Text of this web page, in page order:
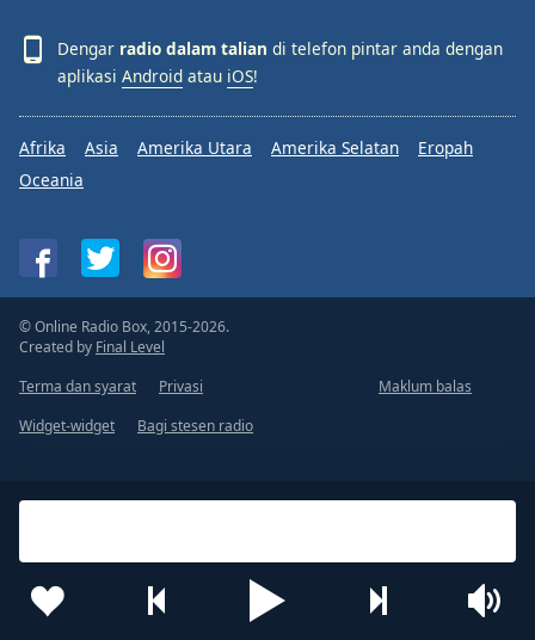
Dengar radio dalam talian di telefon pintar anda dengan
aplikasi Android atau iOS!
Afrika Asia Amerika Utara Amerika Selatan
Eropah
Oceania
© Online Radio Box, 2015-2026.
Created by Final Level
Terma dan syarat
Privasi
Maklum balas
Widget-widget
Bagi stesen radio